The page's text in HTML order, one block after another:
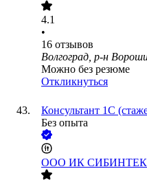
4.1
•
16 отзывов
Волгоград, р-н
Можно без резюме
Откликнуться
Консультант 1С
Без опыта
ООО ИК СИБИНТЕК